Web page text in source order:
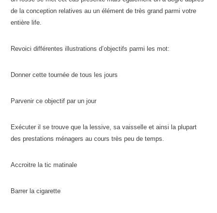
de la conception relatives au un élément de très grand parmi votre
entière life.
Revoici différentes illustrations d’objectifs parmi les mot:
Donner cette tournée de tous les jours
Parvenir ce objectif par un jour
Exécuter il se trouve que la lessive, sa vaisselle et ainsi la plupart
des prestations ménagers au cours très peu de temps.
Accroitre la tic matinale
Barrer la cigarette